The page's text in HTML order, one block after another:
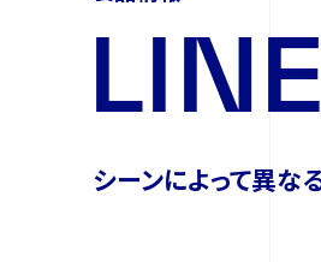
LINE
シーンによって異な